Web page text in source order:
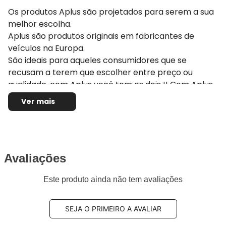
Os produtos Aplus são projetados para serem a sua
melhor escolha.
Aplus são produtos originais em fabricantes de
veículos na Europa.
São ideais para aqueles consumidores que se
recusam a terem que escolher entre preço ou
qualidade, com Aplus você tem os dois !! Com Aplus
você consegue manter a qualidade e a originalidade
do seu veículo pois eles seguem ou até melhoram os
Aplus
Aplus tem mais de 40 anos de experiência
montadoras na Europa. Mais de 36 milhões de peças
vendidas por ano anos, por isso nossos produtos e
Ver mais
Avaliações
Este produto ainda não tem avaliações
SEJA O PRIMEIRO A AVALIAR